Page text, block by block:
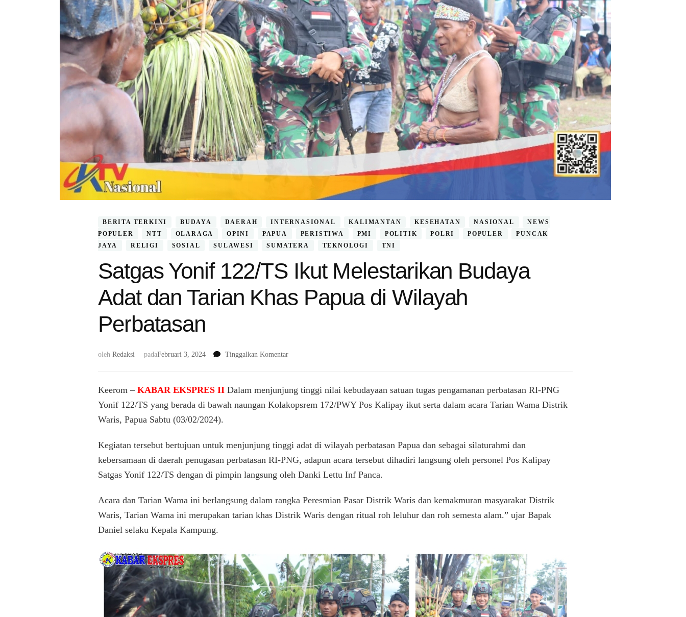
BERITA TERKINI BUDAYA DAERAH INTERNASIONAL KALIMANTAN KESEHATAN NASIONAL
NEWS
POPULER
NTT OLARAGA OPINI PAPUA PERISTIWA PMI POLITIK POLRI POPULER
PUNCAK
JAYA
RELIGI SOSIAL SULAWESI SUMATERA TEKNOLOGI TNI
Satgas Yonif 122/TS Ikut Melestarikan Budaya
Adat dan Tarian Khas Papua di Wilayah
Perbatasan
oleh Redaksi padaFebruari 3, 2024 Tinggalkan Komentarpada
122/TS
Ikut
Melestarikan
Tarian
Khas
Papua
Perbatasan
Keerom – KABAR EKSPRES II Dalam menjunjung tinggi nilai kebudayaan satuan tugas pengamanan perbatasan RI-PNG
Yonif 122/TS yang berada di bawah naungan Kolakopsrem 172/PWY Pos Kalipay ikut serta dalam acara Tarian Wama Distrik
Waris, Papua Sabtu (03/02/2024).
Kegiatan tersebut bertujuan untuk menjunjung tinggi adat di wilayah perbatasan Papua dan sebagai silaturahmi dan
kebersamaan di daerah penugasan perbatasan RI-PNG, adapun acara tersebut dihadiri langsung oleh personel Pos Kalipay
Satgas Yonif 122/TS dengan di pimpin langsung oleh Danki Lettu Inf Panca.
Acara dan Tarian Wama ini berlangsung dalam rangka Peresmian Pasar Distrik Waris dan kemakmuran masyarakat Distrik
Waris, Tarian Wama ini merupakan tarian khas Distrik Waris dengan ritual roh leluhur dan roh semesta alam.” ujar Bapak
Daniel selaku Kepala Kampung.